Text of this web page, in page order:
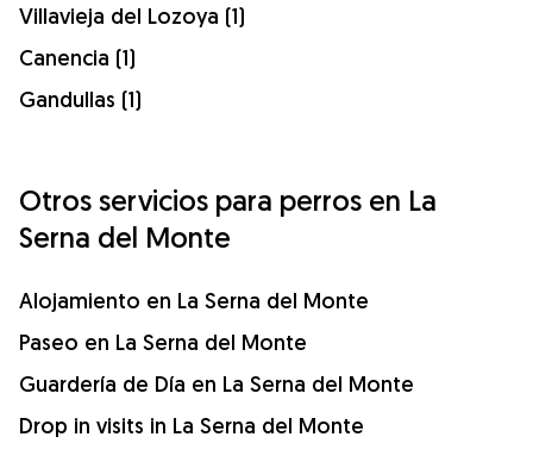
Villavieja del Lozoya (1)
Canencia (1)
Gandullas (1)
Otros servicios para perros en La
Serna del Monte
Alojamiento en La Serna del Monte
Paseo en La Serna del Monte
Guardería de Día en La Serna del Monte
Drop in visits in La Serna del Monte